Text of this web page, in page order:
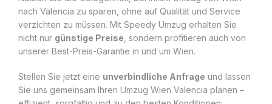
nach Valencia zu sparen, ohne auf Qualität und Service
verzichten zu müssen. Mit Speedy Umzug erhalten Sie
nicht nur günstige Preise , sondern profitieren auch von
unserer Best-Preis-Garantie in und um Wien.
Stellen Sie jetzt eine unverbindliche Anfrage und lassen
Sie uns gemeinsam Ihren Umzug Wien Valencia planen –